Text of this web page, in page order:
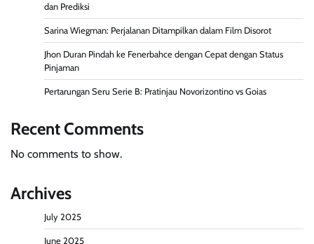
dan Prediksi
Sarina Wiegman: Perjalanan Ditampilkan dalam Film Disorot
Jhon Duran Pindah ke Fenerbahce dengan Cepat dengan Status
Pinjaman
Pertarungan Seru Serie B: Pratinjau Novorizontino vs Goias
Recent Comments
No comments to show.
Archives
July 2025
June 2025